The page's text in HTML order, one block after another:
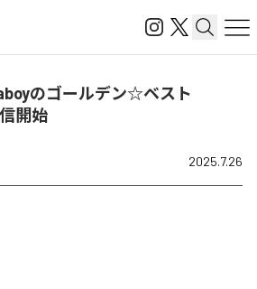
のゴールデン☆ベスト
開始
2025.7.26